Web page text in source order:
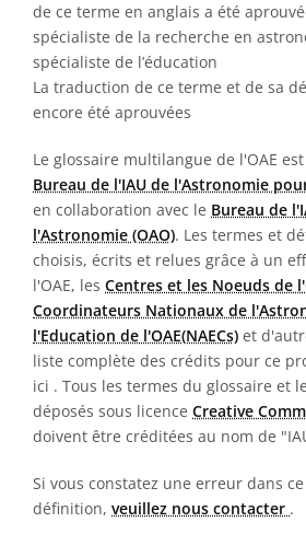
de ce terme en anglais a été
spécialiste de la recherche en
spécialiste de l’éducation
La traduction de ce terme et de sa
encore été aprouvées
Le glossaire multilangue de l'OAE
Bureau de l'IAU de l'Astronomie
en collaboration avec le Bureau de
l'Astronomie (OAO). Les termes et
choisis, écrits et relues grâce à un
l'OAE, les Centres et les Noeuds de
Coordinateurs Nationaux de
l'Education de l'OAE(NAECs) et
liste complète des crédits pour ce
ici . Tous les termes du glossaire et
déposés sous licence Creative
doivent être créditées au nom de
Si vous constatez une erreur dans
définition, veuillez nous contacter .